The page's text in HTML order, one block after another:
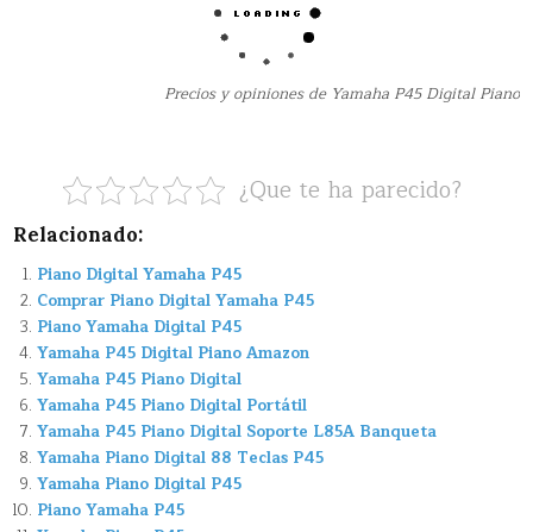
Precios y opiniones de Yamaha P45 Digital Piano
¿Que te ha parecido?
Relacionado:
Piano Digital Yamaha P45
Comprar Piano Digital Yamaha P45
Piano Yamaha Digital P45
Yamaha P45 Digital Piano Amazon
Yamaha P45 Piano Digital
Yamaha P45 Piano Digital Portátil
Yamaha P45 Piano Digital Soporte L85A Banqueta
Yamaha Piano Digital 88 Teclas P45
Yamaha Piano Digital P45
Piano Yamaha P45